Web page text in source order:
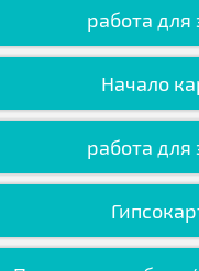
работа для
Начало
работа для